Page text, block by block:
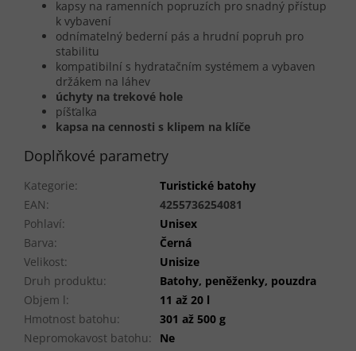
kapsy na ramenních popruzích pro snadný přístup
k vybavení
odnímatelný bederní pás a hrudní popruh pro
stabilitu
kompatibilní s hydratačním systémem a vybaven
držákem na láhev
úchyty na trekové hole
píšťalka
kapsa na cennosti s klipem na klíče
Doplňkové parametry
Kategorie:
Turistické batohy
EAN:
4255736254081
Pohlaví:
Unisex
Barva:
Černá
Velikost:
Unisize
Druh produktu:
Batohy, peněženky, pouzdra
Objem l:
11 až 20 l
Hmotnost batohu:
301 až 500 g
Nepromokavost batohu:
Ne